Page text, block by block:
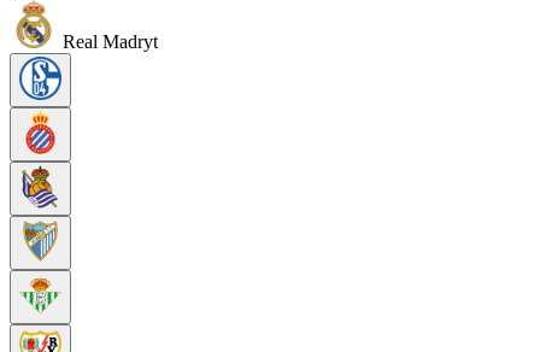
Real Madryt